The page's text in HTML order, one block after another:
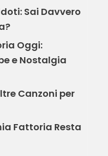
Sai Davvero
Oggi:
e Nostalgia
Canzoni per
Fattoria Resta